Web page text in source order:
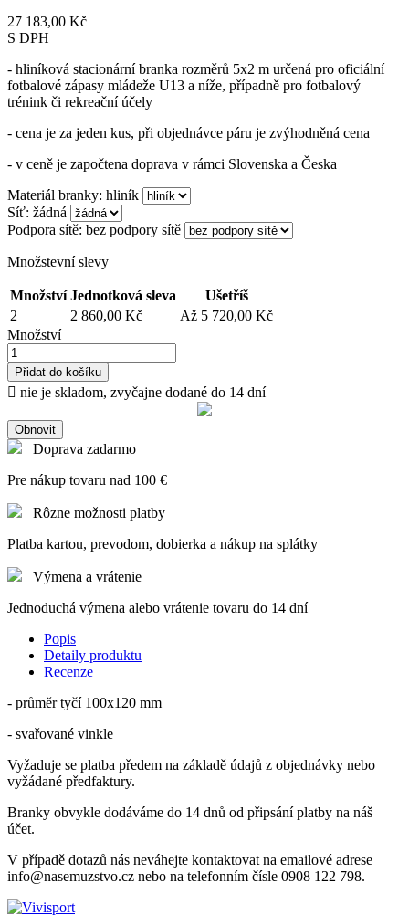
27 183,00 Kč
S DPH
- hliníková stacionární branka rozměrů 5x2 m určená pro oficiální
fotbalové zápasy mládeže U13 a níže, případně pro fotbalový
trénink či rekreační účely
- cena je za jeden kus, při objednávce páru je zvýhodněná cena
- v ceně je započtena doprava v rámci Slovenska a Česka
Materiál branky: hliník
Síť: žádná
Podpora sítě: bez podpory sítě
Množstevní slevy
Množství Jednotková sleva
Ušetříš
2
2 860,00 Kč
Až 5 720,00 Kč
Množství
Přidat do košíku
 nie je skladom, zvyčajne dodané do 14 dní
Doprava zadarmo
Pre nákup tovaru nad 100 €
Rôzne možnosti platby
Platba kartou, prevodom, dobierka a nákup na splátky
Výmena a vrátenie
Jednoduchá výmena alebo vrátenie tovaru do 14 dní
Popis
Detaily produktu
Recenze
- průměr tyčí 100x120 mm
- svařované vinkle
Vyžaduje se platba předem na základě údajů z objednávky nebo
vyžádané předfaktury.
Branky obvykle dodáváme do 14 dnů od připsání platby na náš
účet.
V případě dotazů nás neváhejte kontaktovat na emailové adrese
info@nasemuzstvo.cz nebo na telefonním čísle 0908 122 798.